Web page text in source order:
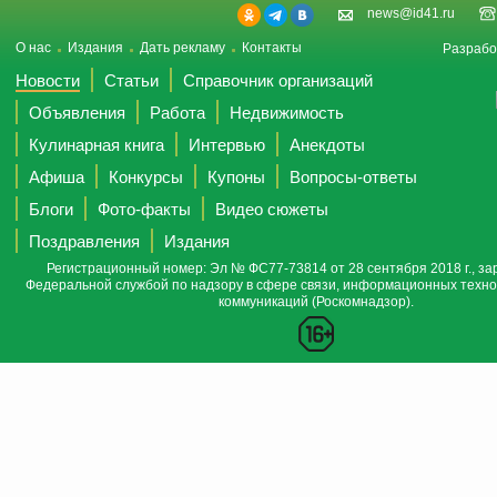
news@id41.ru
О нас Издания Дать рекламу Контакты
Новости Статьи
Справочник организаций
Объявления
Работа
Недвижимость
Кулинарная книга
Интервью
Анекдоты
Афиша
Конкурсы Купоны
Вопросы-ответы
Блоги
Фото-факты
Видео сюжеты
Поздравления
Издания
Регистрационный номер: Эл № ФС77-73814 от 28 сентября 2018 г.,
Федеральной службой по надзору в сфере связи, информационных
коммуникаций (Роскомнадзор).